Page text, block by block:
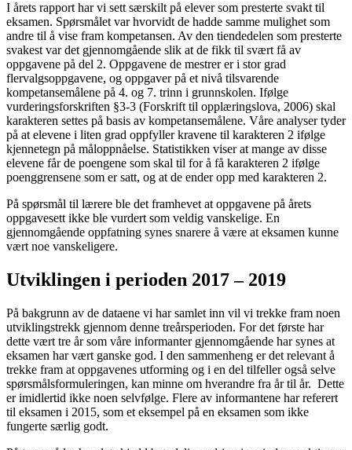
I årets rapport har vi sett særskilt på elever som presterte svakt til
eksamen. Spørsmålet var hvorvidt de hadde samme mulighet som
andre til å vise fram kompetansen. Av den tiendedelen som presterte
svakest var det gjennomgående slik at de fikk til svært få av
oppgavene på del 2. Oppgavene de mestrer er i stor grad
flervalgsoppgavene, og oppgaver på et nivå tilsvarende
kompetansemålene på 4. og 7. trinn i grunnskolen. Ifølge
vurderingsforskriften §3-3 (Forskrift til opplæringslova, 2006) skal
karakteren settes på basis av kompetansemålene. Våre analyser tyder
på at elevene i liten grad oppfyller kravene til karakteren 2 ifølge
kjennetegn på måloppnåelse. Statistikken viser at mange av disse
elevene får de poengene som skal til for å få karakteren 2 ifølge
poenggrensene som er satt, og at de ender opp med karakteren 2.
På spørsmål til lærere ble det framhevet at oppgavene på årets
oppgavesett ikke ble vurdert som veldig vanskelige. En
gjennomgående oppfatning synes snarere å være at eksamen kunne
vært noe vanskeligere.
Utviklingen i perioden 2017 – 2019
På bakgrunn av de dataene vi har samlet inn vil vi trekke fram noen
utviklingstrekk gjennom denne treårsperioden. For det første har
dette vært tre år som våre informanter gjennomgående har synes at
eksamen har vært ganske god. I den sammenheng er det relevant å
trekke fram at oppgavenes utforming og i en del tilfeller også selve
spørsmålsformuleringen, kan minne om hverandre fra år til år. Dette
er imidlertid ikke noen selvfølge. Flere av informantene har referert
til eksamen i 2015, som et eksempel på en eksamen som ikke
fungerte særlig godt.